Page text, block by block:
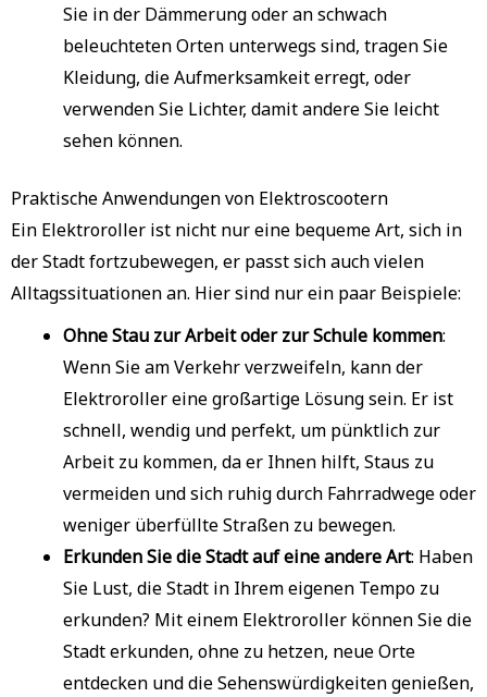
Sie in der Dämmerung oder an schwach
beleuchteten Orten unterwegs sind, tragen Sie
Kleidung, die Aufmerksamkeit erregt, oder
verwenden Sie Lichter, damit andere Sie leicht
sehen können.
Praktische Anwendungen von Elektroscootern
Ein Elektroroller ist nicht nur eine bequeme Art, sich in
der Stadt fortzubewegen, er passt sich auch vielen
Alltagssituationen an. Hier sind nur ein paar Beispiele:
Ohne Stau zur Arbeit oder zur Schule kommen:
Wenn Sie am Verkehr verzweifeln, kann der
Elektroroller eine großartige Lösung sein. Er ist
schnell, wendig und perfekt, um pünktlich zur
Arbeit zu kommen, da er Ihnen hilft, Staus zu
vermeiden und sich ruhig durch Fahrradwege oder
weniger überfüllte Straßen zu bewegen.
Erkunden Sie die Stadt auf eine andere Art: Haben
Sie Lust, die Stadt in Ihrem eigenen Tempo zu
erkunden? Mit einem Elektroroller können Sie die
Stadt erkunden, ohne zu hetzen, neue Orte
entdecken und die Sehenswürdigkeiten genießen,